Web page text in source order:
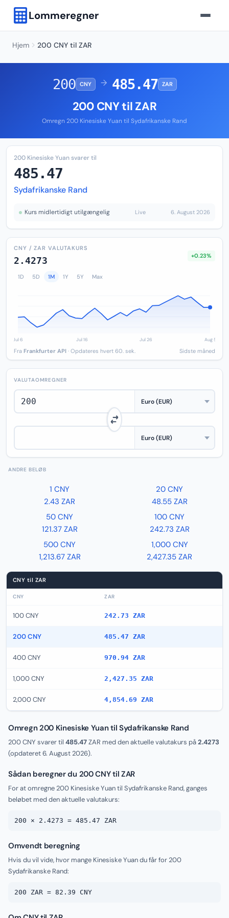
Lommeregner
Hjem 200 CNY til ZAR
200 CNY → 485.47 ZAR
200 CNY til ZAR
Omregn 200 Kinesiske Yuan til Sydafrikanske Rand
200 Kinesiske Yuan svarer til
485.47
Sydafrikanske Rand
Kurs midlertidigt utilgængelig Live 6. August 2026
CNY / ZAR VALUTAKURS
2.4273 +0.23%
1D 5D 1M 1Y 5Y Max
Fra Frankfurter API · Opdateres hvert 60. sek. Sidste måned
VALUTAOMREGNER
ANDRE BELØB
1 CNY
2.43 ZAR
20 CNY
48.55 ZAR
50 CNY
121.37 ZAR
100 CNY
242.73 ZAR
500 CNY
1,213.67 ZAR
1,000 CNY
2,427.35 ZAR
CNY til ZAR
CNY ZAR
100 CNY 242.73 ZAR
200 CNY 485.47 ZAR
400 CNY 970.94 ZAR
1,000 CNY 2,427.35 ZAR
2,000 CNY 4,854.69 ZAR
Omregn 200 Kinesiske Yuan til Sydafrikanske Rand
200 CNY svarer til 485.47ZAR med den aktuelle valutakurs på2.4273
(opdateret6. August 2026).
Sådan beregner du 200 CNY til ZAR
For at omregne 200 Kinesiske Yuan til Sydafrikanske Rand, ganges
beløbet med den aktuelle valutakurs:
200 × 2.4273 = 485.47 ZAR
Omvendt beregning
Hvis du vil vide, hvor mange Kinesiske Yuan du får for 200
Sydafrikanske Rand:
200 ZAR = 82.39 CNY